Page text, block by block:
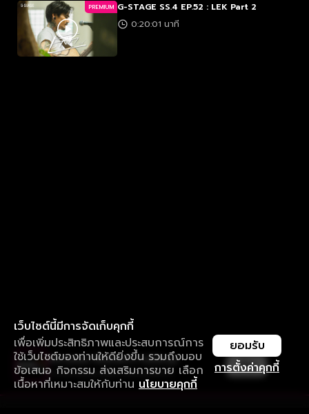
PREMIUM G-STAGE SS.4 EP.52 : LEK Part 2
0:20:01 นาที
เว็บไซต์นี้มีการจัดเก็บคุกกี้
เพื่อเพิ่มประสิทธิภาพและประสบการณ์การ
ใช้เว็บไซต์ของท่านให้ดียิ่งขึ้น รวมถึงมอบ
ข้อเสนอ กิจกรรม ส่งเสริมการขาย เลือก
เนื้อหาที่เหมาะสมให้กับท่าน นโยบายคุกกี้
การตั้งค่าคุกกี้
ยอมรับ
ใช้งานแอป ลื่นไหลกว่า ไม่มีสะดุด
ดาวน์โหลดแอปเพื่อการรับชมที่ดีกว่า เปิด